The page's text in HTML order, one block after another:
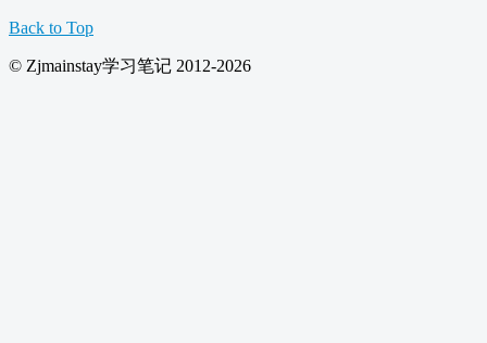
Back to Top
© Zjmainstay学习笔记 2012-2026